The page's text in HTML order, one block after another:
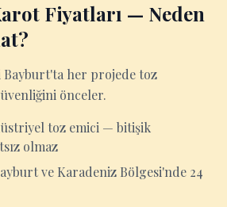
Fiyatları — Neden
Bayburt'ta her projede toz
önceler.
toz emici — bitişik
olmaz
ve Karadeniz Bölgesi'nde 24